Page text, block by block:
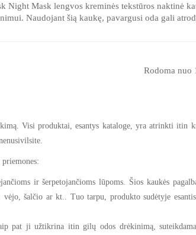
Night Mask lengvos kreminės tekstūros naktinė
Naudojant šią kaukę, pavargusi oda gali
Rodoma nuo
Visi produktai, esantys kataloge, yra atrinkti itin
ir šerpetojančioms lūpoms. Šios kaukės
šalčio ar kt.. Tuo tarpu, produkto sudėtyje
pat ji užtikrina itin gilų odos drėkinimą,